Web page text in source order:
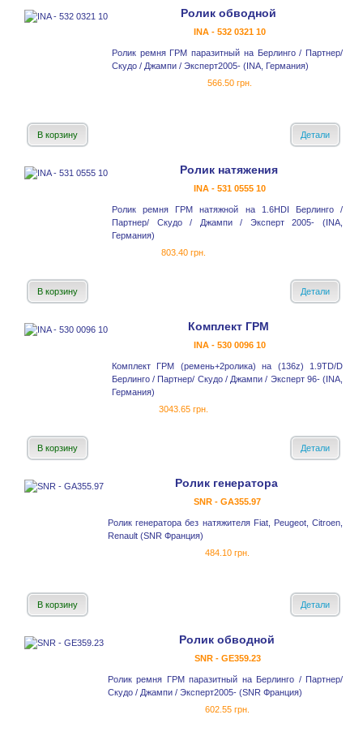
Ролик обводной
INA - 532 0321 10
Ролик ремня ГРМ паразитный на Берлинго / Партнер/
Скудо / Джампи / Эксперт2005- (INA, Германия)
566.50 грн.
В корзину Детали
Ролик натяжения
INA - 531 0555 10
Ролик ремня ГРМ натяжной на 1.6HDI Берлинго /
Партнер/ Скудо / Джампи / Эксперт 2005- (INA,
Германия)
803.40 грн.
В корзину Детали
Комплект ГРМ
INA - 530 0096 10
Комплект ГРМ (ремень+2ролика) на (136z) 1.9TD/D
Берлинго / Партнер/ Скудо / Джампи / Эксперт 96- (INA,
Германия)
3043.65 грн.
В корзину Детали
Ролик генератора
SNR - GA355.97
Ролик генератора без натяжителя Fiat, Peugeot, Citroen,
Renault (SNR Франция)
484.10 грн.
В корзину Детали
Ролик обводной
SNR - GE359.23
Ролик ремня ГРМ паразитный на Берлинго / Партнер/
Скудо / Джампи / Эксперт2005- (SNR Франция)
602.55 грн.